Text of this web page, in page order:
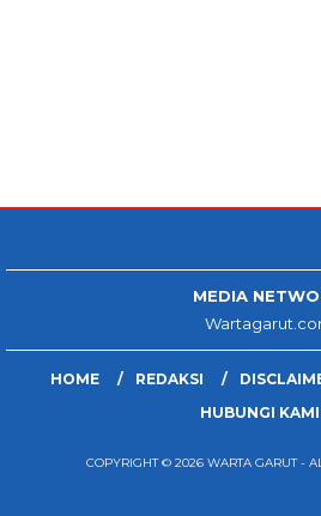
MEDIA
HOME REDAKSI
HUBUNGI KAMI
COPYRIGHT © 2026 WARTA GARUT -